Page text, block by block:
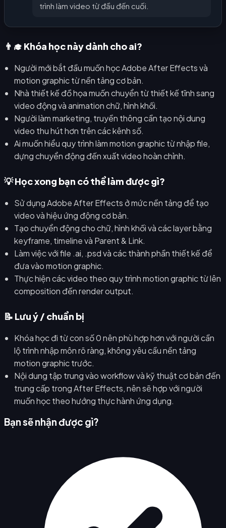
trình làm video từ đầu đến cuối.
👨‍🎓 Khóa học này dành cho ai?
Người mới bắt đầu muốn học Adobe After Effects và
motion graphic từ nền tảng cơ bản.
Nhà thiết kế đồ họa muốn chuyển từ thiết kế tĩnh sang
video động và animation chữ, hình khối.
Người làm marketing, truyền thông cần tạo nội dung
video thu hút hơn trên các kênh số.
Ai muốn hiểu quy trình làm motion graphic từ nhập file,
dựng chuyển động đến xuất video hoàn chỉnh.
💡 Học xong bạn có thể làm được gì?
Sử dụng Adobe After Effects ở mức nền tảng để tạo
video và hiệu ứng động cơ bản.
Tạo chuyển động cho chữ, hình khối và các layer bằng
keyframe, timeline và Parent & Link.
Làm việc với file .ai, .psd và các thành phần thiết kế để
đưa vào motion graphic.
Thực hiện các video theo quy trình motion graphic từ lên
composition đến render output.
📝 Lưu ý / chuẩn bị
Khóa học đi từ con số 0 nên phù hợp hơn với người cần
lộ trình nhập môn rõ ràng, không yêu cầu nền tảng
motion graphic trước.
Nội dung tập trung vào workflow và kỹ thuật cơ bản đến
trung cấp trong After Effects, nên sẽ hợp với người
muốn học theo hướng thực hành ứng dụng.
Bạn sẽ nhận được gì?